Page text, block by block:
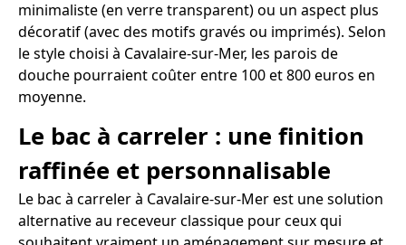
minimaliste (en verre transparent) ou un aspect plus
décoratif (avec des motifs gravés ou imprimés). Selon
le style choisi à Cavalaire-sur-Mer, les parois de
douche pourraient coûter entre 100 et 800 euros en
moyenne.
Le bac à carreler : une finition
raffinée et personnalisable
Le bac à carreler à Cavalaire-sur-Mer est une solution
alternative au receveur classique pour ceux qui